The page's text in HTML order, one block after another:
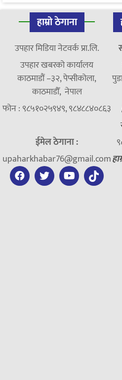
हाम्रो ठेगाना
उपहार मिडिया नेटवर्क प्रा.लि.
उपहार खबरको कार्यालय
काठमाडौं –३२, पेप्सीकोला,
काठमाडौँ, नेपाल
फोन : ९८५१०२५९४९, ९८४८८४०८६३
ईमेल ठेगाना :
upaharkhabar76@gmail.com